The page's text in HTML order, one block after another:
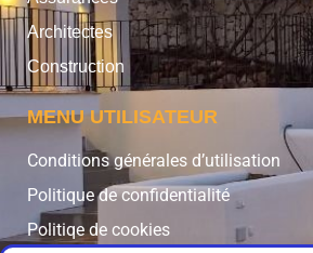
Architectes
Construction
MENU UTILISATEUR
Conditions générales d’utilisation
Politique de confidentialité
Politiqe de cookies